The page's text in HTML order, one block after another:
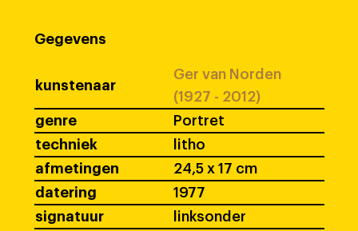
Gegevens
kunstenaar
Ger van Norden
(1927 - 2012)
genre
Portret
techniek
litho
afmetingen
24,5 x 17 cm
datering
1977
signatuur
linksonder